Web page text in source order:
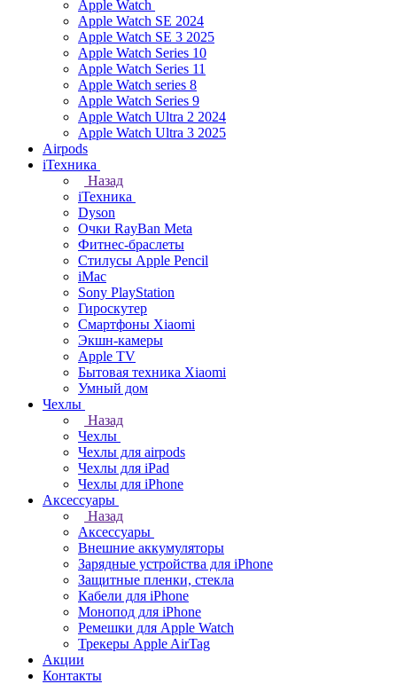
Apple Watch
Apple Watch SE 2024
Apple Watch SE 3 2025
Apple Watch Series 10
Apple Watch Series 11
Apple Watch series 8
Apple Watch Series 9
Apple Watch Ultra 2 2024
Apple Watch Ultra 3 2025
Airpods
iТехника
Назад
iТехника
Dyson
Очки RayBan Meta
Фитнес-браслеты
Стилусы Apple Pencil
iMac
Sony PlayStation
Гироскутер
Смартфоны Xiaomi
Экшн-камеры
Apple TV
Бытовая техника Xiaomi
Умный дом
Чехлы
Назад
Чехлы
Чехлы для airpods
Чехлы для iPad
Чехлы для iPhone
Аксессуары
Назад
Аксессуары
Внешние аккумуляторы
Зарядные устройства для iPhone
Защитные пленки, стекла
Кабели для iPhone
Монопод для iPhone
Ремешки для Apple Watch
Трекеры Apple AirTag
Акции
Контакты